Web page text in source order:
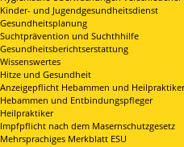
Kinder- und Jugendgesundheitsdienst
Gesundheitsplanung
Suchtprävention und Suchthhilfe
Gesundheitsberichtserstattung
Wissenswertes
Hitze und Gesundheit
Anzeigepflicht Hebammen und Heilpraktiker
Hebammen und Entbindungspfleger
Heilpraktiker
Impfpflicht nach dem Masernschutzgesetz
Mehrsprachiges Merkblatt ESU